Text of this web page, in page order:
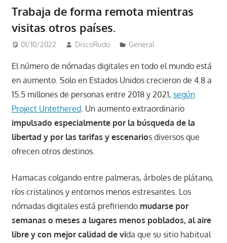
Trabaja de forma remota mientras
visitas otros países.
01/10/2022 DiscoRudo General
El número de nómadas digitales en todo el mundo está
en aumento. Solo en Estados Unidos crecieron de 4.8 a
15.5 millones de personas entre 2018 y 2021, según
Project Untethered. Un aumento extraordinario
impulsado especialmente por la búsqueda de la
libertad y por las tarifas y escenarios diversos que
ofrecen otros destinos.
Hamacas colgando entre palmeras, árboles de plátano,
ríos cristalinos y entornos menos estresantes. Los
nómadas digitales está prefiriendo mudarse por
semanas o meses a lugares menos poblados, al aire
libre y con mejor calidad de vida que su sitio habitual